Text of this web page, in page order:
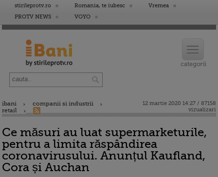
stirileprotv.ro Romania, te iubesc
Vremea
PROTV NEWS
VOYO
ibani
companii si industrii
retail
12 martie 2020 14:27 / 87158
vizualizari
Ce măsuri au luat supermarketurile,
pentru a limita răspândirea
coronavirusului. Anunțul Kaufland,
Cora și Auchan